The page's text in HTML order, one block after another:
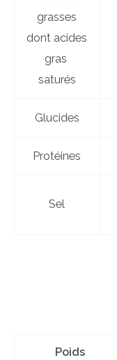
grasses
dont acides
gras
saturés
Glucides
Protéines
Sel
Poids